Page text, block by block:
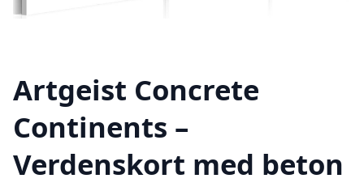
Artgeist Concrete
Continents –
Verdenskort med beton